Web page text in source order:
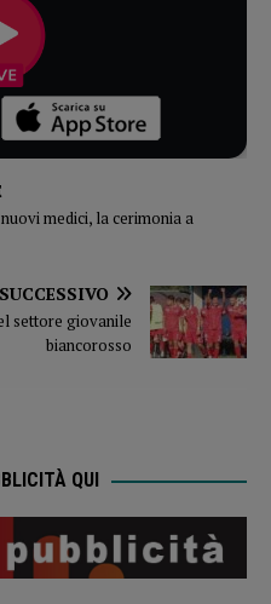
medici, la cerimonia a
SUCCESSIVO
settore giovanile
biancorosso
QUI